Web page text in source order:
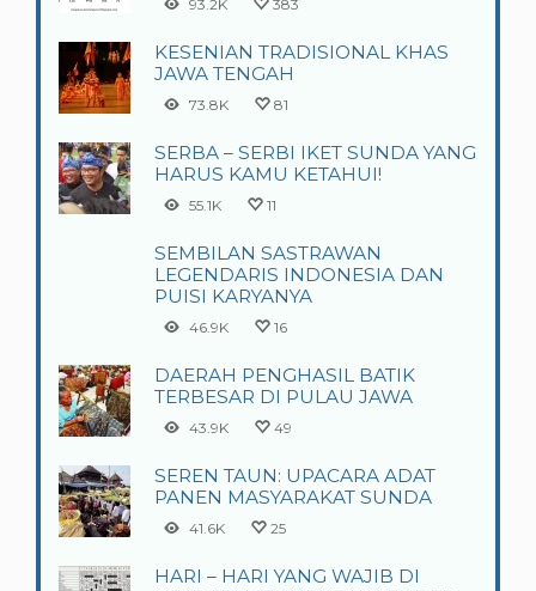
93.2K 383
KESENIAN TRADISIONAL KHAS
JAWA TENGAH
73.8K 81
SERBA – SERBI IKET SUNDA YANG
HARUS KAMU KETAHUI!
55.1K 11
SEMBILAN SASTRAWAN
LEGENDARIS INDONESIA DAN
PUISI KARYANYA
46.9K 16
DAERAH PENGHASIL BATIK
TERBESAR DI PULAU JAWA
43.9K 49
SEREN TAUN: UPACARA ADAT
PANEN MASYARAKAT SUNDA
41.6K 25
HARI – HARI YANG WAJIB DI